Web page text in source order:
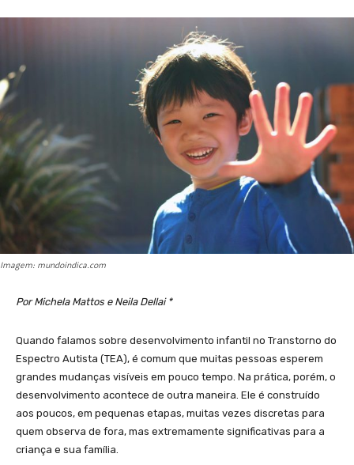
Imagem: mundoindica.com
Por Michela Mattos e Neila Dellai *
Quando falamos sobre desenvolvimento infantil no Transtorno do
Espectro Autista (TEA), é comum que muitas pessoas esperem
grandes mudanças visíveis em pouco tempo. Na prática, porém, o
desenvolvimento acontece de outra maneira. Ele é construído
aos poucos, em pequenas etapas, muitas vezes discretas para
quem observa de fora, mas extremamente significativas para a
criança e sua família.